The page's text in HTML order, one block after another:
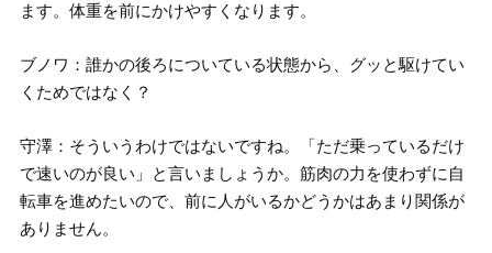
ます。体重を前にかけやすくなります。
ブノワ：誰かの後ろについている状態から、グッと駆けてい
くためではなく？
守澤：そういうわけではないですね。「ただ乗っているだけ
で速いのが良い」と言いましょうか。筋肉の力を使わずに自
転車を進めたいので、前に人がいるかどうかはあまり関係が
ありません。